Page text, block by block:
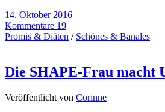
14. Oktober 2016
Kommentare 19
Promis & Diäten / Schönes & Banales
Die SHAPE-Frau macht
Veröffentlicht von Corinne